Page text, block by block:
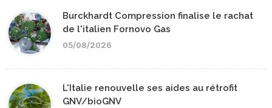
Burckhardt Compression finalise le rachat
de l'italien Fornovo Gas
05/08/2026
L'Italie renouvelle ses aides au rétrofit
GNV/bioGNV